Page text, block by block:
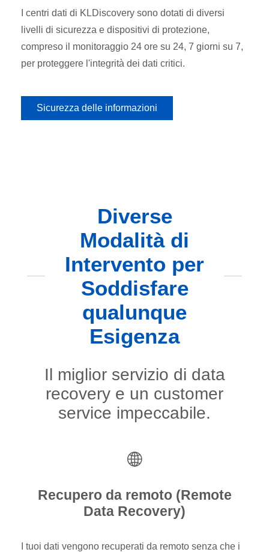
I centri dati di KLDiscovery sono dotati di diversi
livelli di sicurezza e dispositivi di protezione,
compreso il monitoraggio 24 ore su 24, 7 giorni su 7,
per proteggere l'integrità dei dati critici.
Sicurezza delle informazioni
Diverse
Modalità di
Intervento per
Soddisfare
qualunque
Esigenza
Il miglior servizio di data
recovery e un customer
service impeccabile.
Recupero da remoto (Remote
Data Recovery)
I tuoi dati vengono recuperati da remoto senza che i